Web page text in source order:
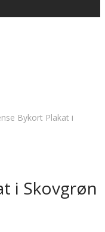
Bykort Plakat i
i Skovgrøn